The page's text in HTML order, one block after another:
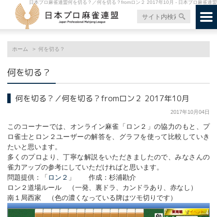
日本プロ麻雀連盟何を切る？／何を切る？fromロン２ 2017年10月 - 日本プロ麻雀連盟
ホーム 何を切る？
何を切る？
何を切る？／何を切る？fromロン２ 2017年10月
2017年10月04日
このコーナーでは、オンライン麻雀「ロン２」の協力のもと、プ
ロ雀士とロン２ユーザーの解答を、グラフを使って比較していき
たいと思います。
多くのプロより、丁寧な解説をいただきましたので、みなさんの
雀力アップの参考にしていただければと思います。
問題提供：「 ロン２ 」 作成：杉浦勘介
ロン２道場ルール （一発、裏ドラ、カンドラあり、赤なし）
南１局西家 （色の濃くなっている牌はツモ切りです）